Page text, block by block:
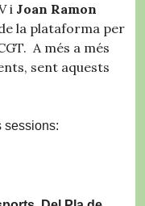
i Joan Ramon
la plataforma per
A més a més
sent aquests
sessions: